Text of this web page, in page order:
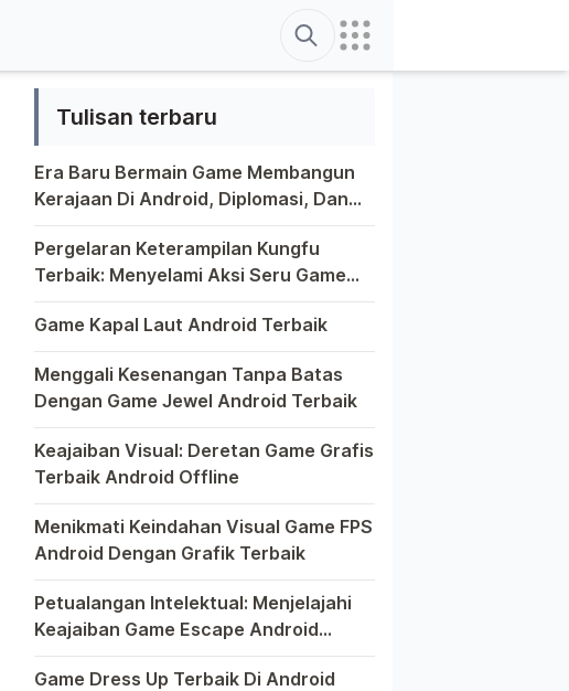
Search
Tulisan terbaru
Era Baru Bermain Game Membangun
Kerajaan Di Android, Diplomasi, Dan
Kreativitas Di Ujung Jari Anda
Bermain game di platform Android telah menjadi bagian yang
Pergelaran Keterampilan Kungfu
Terbaik: Menyelami Aksi Seru Game
Kungfu Di Android
Dunia game selalu menawarkan pengalaman yang menghibur
Game Kapal Laut Android Terbaik
Di dunia game Android yang kaya dengan berbagai jenis
Menggali Kesenangan Tanpa Batas
Dengan Game Jewel Android Terbaik
Dalam hiruk-pikuk dunia game Android, ada satu genre yang
Keajaiban Visual: Deretan Game Grafis
Terbaik Android Offline
Ponsel pintar telah mengubah cara kita bermain game, dan
Menikmati Keindahan Visual Game FPS
Android Dengan Grafik Terbaik
Semakin berkembangnya teknologi di era digital saat ini,
Petualangan Intelektual: Menjelajahi
Keajaiban Game Escape Android
Terbaik
Dalam dunia game Android, genre escape telah mencuri
Game Dress Up Terbaik Di Android